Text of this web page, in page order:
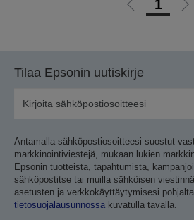
Siirry1
Tilaa Epsonin uutiskirje
Antamalla sähköpostiosoitteesi suostut
markkinointiviestejä, mukaan lukien
Epsonin tuotteista, tapahtumista,
sähköpostitse tai muilla sähköisen
asetusten ja verkkokäyttäytymisesi pohjalta
tietosuojalausunnossa kuvatulla tavalla.